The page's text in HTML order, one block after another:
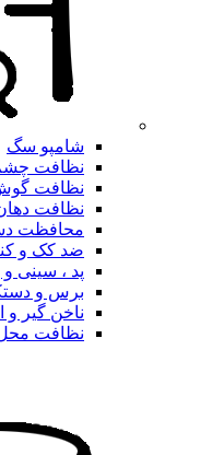
شامپو سگ
نظافت
نظافت
نظافت
محافظت
ضد کک و
پد ، سینی
برس و
ناخن گیر و
نظافت